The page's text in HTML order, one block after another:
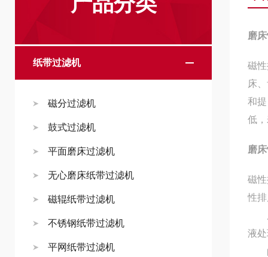
纸带过滤机
磁分过滤机
鼓式过滤机
平面磨床过滤机
无心磨床纸带过滤机
磁辊纸带过滤机
不锈钢纸带过滤机
平网纸带过滤机
磨
磁
床
和
低
磨
磁
性
液
的